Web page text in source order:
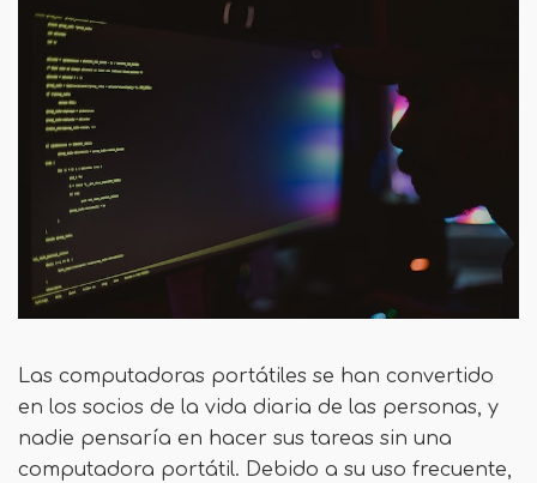
Las computadoras portátiles se han convertido
en los socios de la vida diaria de las personas, y
nadie pensaría en hacer sus tareas sin una
computadora portátil. Debido a su uso frecuente,